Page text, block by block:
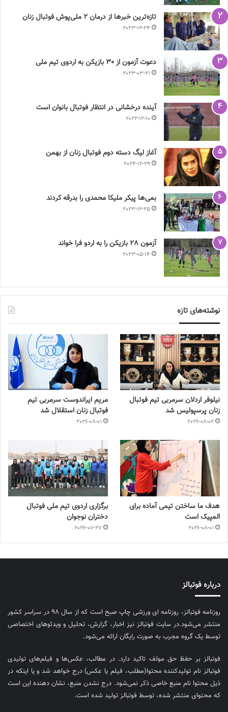
تازه‌ترین خبرها از درمان ۲ ملی‌پوش فوتبال زنان
2023-12-24
دعوت آزمون از 30 بازیکن به اردوی تیم ملی
2023-03-21
آینده درخشانی در انتظار فوتبال بانوان است
2022-12-10
آغاز لیگ دسته دوم فوتبال زنان از بهمن
2024-12-29
بمی‌ها پیکر ملیکا محمدی را بدرقه کردند
2023-12-25
آزمون 28 بازیکن را به اردو فرا خواند
2023-05-14
نوشته‌های تازه
نیلوفر اردلان سرمربی تیم فوتبال
زنان پرسپولیس شد
2026-08-02
مریم ایراندوست سرمربی تیم
فوتبال زنان استقلال شد
2026-08-01
هدف ما ساختن تیمی آماده برای
المپیک است
2026-08-01
برگزاری اردوی تیم ملی فوتبال
دختران نوجوان
2026-07-27
درباره فوتبالز
روزنامه فوتبالز، روزنامه ای ورزشی چاپ صبح است که از سال ۹۸ در سراسر کشور
منتشر می‌شود.در سایت فوتبالز نیز اخبار، گزارش، تحلیل و ویدئوهای اختصاصی
توسط یک گروه مجرب به صورت رایگان ارائه می‌شود.
فوتبالز بر حفظ حق مولف تاکید دارد. در مطالب، عکس‌ها و فیلم‌های تولیدی
فوتبالز نام تولیدکننده محتوا(مطلب، فیلم یا عکس) درج خواهد شد و یا اینکه در
ذیل محتوا نام منبع خاصی ذکر نمی‌‎شود. درج نشدن منبع، نشان دهنده این است
که محتوای منتشر شده، توسط فوتبالز تولید شده است.